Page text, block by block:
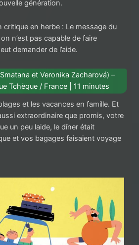
génération.
critique en herbe : Le message du
n’est pas capable de faire
demander de l’aide.
et Veronika Zacharová) –
Tchèque / France | 11 minutes
et les vacances en famille. Et
extraordinaire que promis, votre
un peu laide, le dîner était
et vos bagages faisaient voyage